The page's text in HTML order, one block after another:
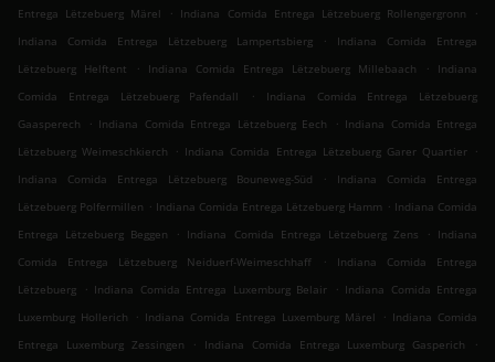
Entrega Lëtzebuerg Märel
. Indiana Comida Entrega Lëtzebuerg Rollengergronn
.
Indiana Comida Entrega Lëtzebuerg Lampertsbierg
.
Indiana Comida Entrega
Lëtzebuerg Helftent
. Indiana Comida Entrega Lëtzebuerg Millebaach .
Indiana
Comida Entrega Lëtzebuerg Pafendall
.
Indiana Comida Entrega Lëtzebuerg
Gaasperech
. Indiana Comida Entrega Lëtzebuerg Eech . Indiana Comida Entrega
Lëtzebuerg Weimeschkierch
. Indiana Comida Entrega Lëtzebuerg Garer Quartier .
Indiana Comida Entrega Lëtzebuerg Bouneweg-Süd
.
Indiana Comida Entrega
Lëtzebuerg Polfermillen . Indiana Comida Entrega Lëtzebuerg Hamm . Indiana Comida
Entrega Lëtzebuerg Beggen
. Indiana Comida Entrega Lëtzebuerg Zens . Indiana
Comida Entrega Lëtzebuerg Neiduerf-Weimeschhaff
.
Indiana Comida Entrega
Lëtzebuerg
. Indiana Comida Entrega Luxemburg Belair . Indiana Comida Entrega
Luxemburg Hollerich
. Indiana Comida Entrega Luxemburg Märel . Indiana Comida
Entrega Luxemburg Zessingen
. Indiana Comida Entrega Luxemburg Gasperich
.